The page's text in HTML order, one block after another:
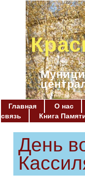
Главная О нас
связь
Книга
День